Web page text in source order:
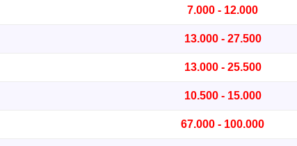
7.000 - 12.000
13.000 - 27.500
13.000 - 25.500
10.500 - 15.000
67.000 - 100.000